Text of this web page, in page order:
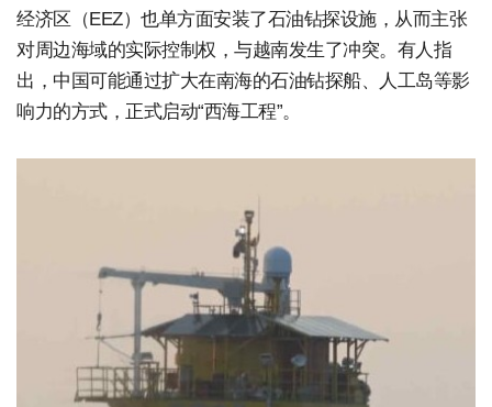
经济区（EEZ）也单方面安装了石油钻探设施，从而主张
对周边海域的实际控制权，与越南发生了冲突。有人指
出，中国可能通过扩大在南海的石油钻探船、人工岛等影
响力的方式，正式启动“西海工程”。